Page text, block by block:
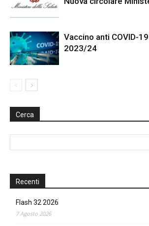
Vaccino anti COVID-
2023/24
Cerca
Recenti
Flash 32 2026
7 Agosto 2026